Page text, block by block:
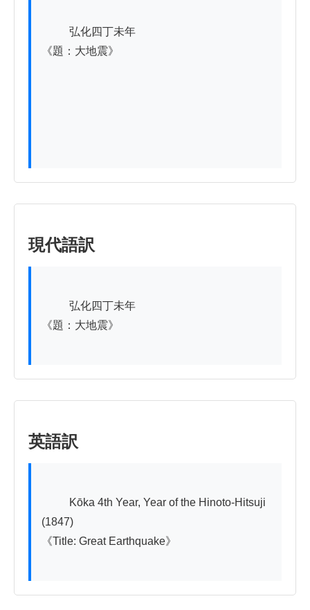
《題：大地震》
現代語訳
《題：大地震》
英語訳
(1847)
《Title: Great Earthquake》